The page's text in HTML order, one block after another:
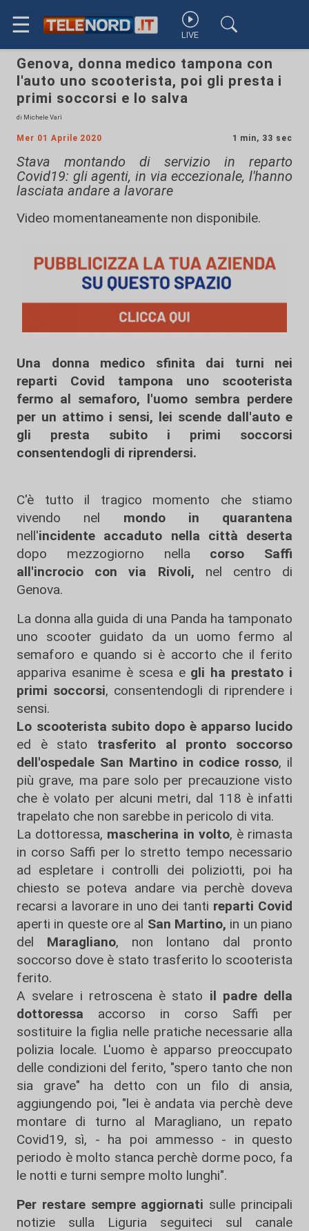
☰ LIVE
Genova, donna medico tampona con
l'auto uno scooterista, poi gli presta i
primi soccorsi e lo salva
di Michele Varì
Mer 01 Aprile 2020 1 min, 33 sec
Stava montando di servizio in reparto
Covid19: gli agenti, in via eccezionale, l'hanno
lasciata andare a lavorare
Video momentaneamente non disponibile.
Una donna medico sfinita dai turni nei
reparti Covid tampona uno scooterista
fermo al semaforo, l'uomo sembra perdere
per un attimo i sensi, lei scende dall'auto e
gli presta subito i primi soccorsi
consentendogli di riprendersi.
C'è tutto il tragico momento che stiamo
vivendo nel mondo in quarantena
nell'incidente accaduto nella città deserta
dopo mezzogiorno nella corso Saffi
all'incrocio con via Rivoli, nel centro di
Genova.
La donna alla guida di una Panda ha tamponato
uno scooter guidato da un uomo fermo al
semaforo e quando si è accorto che il ferito
appariva esanime è scesa egli ha prestato i
primi soccorsi, consentendogli di riprendere i
sensi.
Lo scooterista subito dopo è apparso lucido
ed è stato trasferito al pronto soccorso
dell'ospedale San Martino in codice rosso, il
più grave, ma pare solo per precauzione visto
che è volato per alcuni metri, dal 118 è infatti
trapelato che non sarebbe in pericolo di vita.
La dottoressa, mascherina in volto, è rimasta
in corso Saffi per lo stretto tempo necessario
ad espletare i controlli dei poliziotti, poi ha
chiesto se poteva andare via perchè doveva
recarsi a lavorare in uno dei tanti reparti Covid
aperti in queste ore al San Martino, in un piano
del Maragliano, non lontano dal pronto
soccorso dove è stato trasferito lo scooterista
ferito.
A svelare i retroscena è stato il padre della
dottoressa accorso in corso Saffi per
sostituire la figlia nelle pratiche necessarie alla
polizia locale. L'uomo è apparso preoccupato
delle condizioni del ferito, "spero tanto che non
sia grave" ha detto con un filo di ansia,
aggiungendo poi, "lei è andata via perchè deve
montare di turno al Maragliano, un repato
Covid19, sì, - ha poi ammesso - in questo
periodo è molto stanca perchè dorme poco, fa
le notti e turni sempre molto lunghi".
Per restare sempre aggiornati sulle principali
notizie sulla Liguria seguiteci sul canale